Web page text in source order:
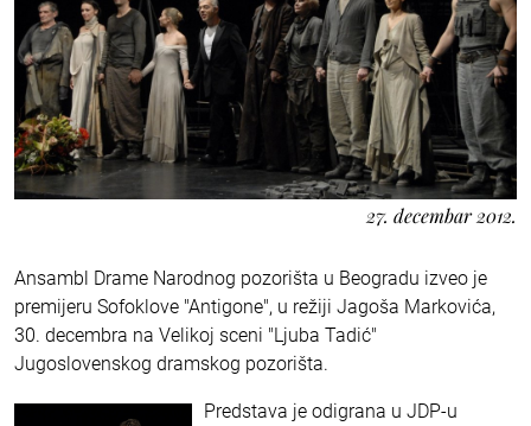
27. decembar 2012.
Ansambl Drame Narodnog pozorišta u Beogradu izveo je
premijeru Sofoklove "Antigone", u režiji Jagoša Markovića,
30. decembra na Velikoj sceni "Ljuba Tadić"
Jugoslovenskog dramskog pozorišta.
Predstava je odigrana u JDP-u